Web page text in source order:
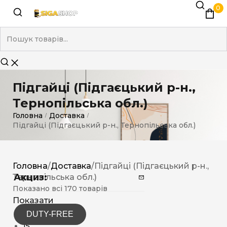
0
Підгайці (Підгаєцький р-н.,
Тернопільська обл.)
Головна / Доставка /
Підгайці (Підгаєцький р-н., Тернопільська обл.)
Акциз:
DUTY-FREE
Головна/Доставка/Підгайці (Підгаєцький р-н.,
Тернопільська обл.)
Показано всі 170 товарів
Показати
12